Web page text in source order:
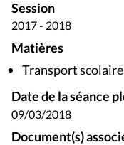
Session
2017 - 2018
Matières
Transport scolaire
Date de la séance
09/03/2018
Document(s)